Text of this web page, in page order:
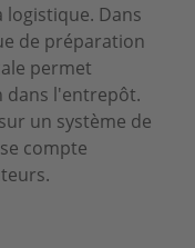
logistique. Dans
de préparation
permet
dans l'entrepôt.
un système de
compte